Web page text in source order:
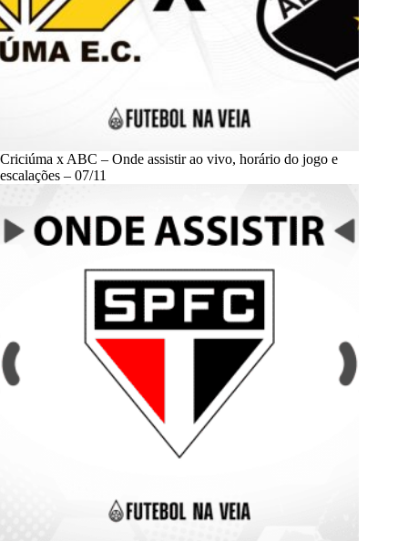
Criciúma x ABC – Onde assistir ao vivo, horário do jogo e
escalações – 07/11